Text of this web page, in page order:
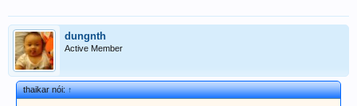
dungnth
Active Member
thaikar nói:↑